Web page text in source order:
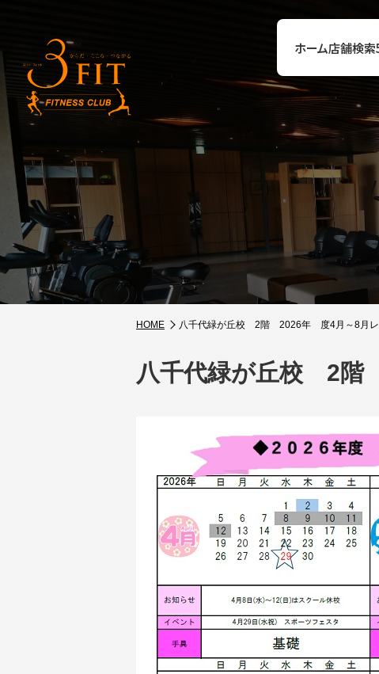
ホーム店舗検索
HOME 八千代緑が丘校 2階 2026年 度4月～8月レ
八千代緑が丘校 2階